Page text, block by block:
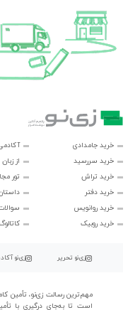
خرید جامدادی
خرید سررسید
خرید تراش
خرید دفتر
خرید روانویس
خرید روبیک
از
تور
زی‌نو تحریر زی‌نو
مهم‌ترین رسالت زی‌نو، تأمین
است تا به‌جای درگیری با